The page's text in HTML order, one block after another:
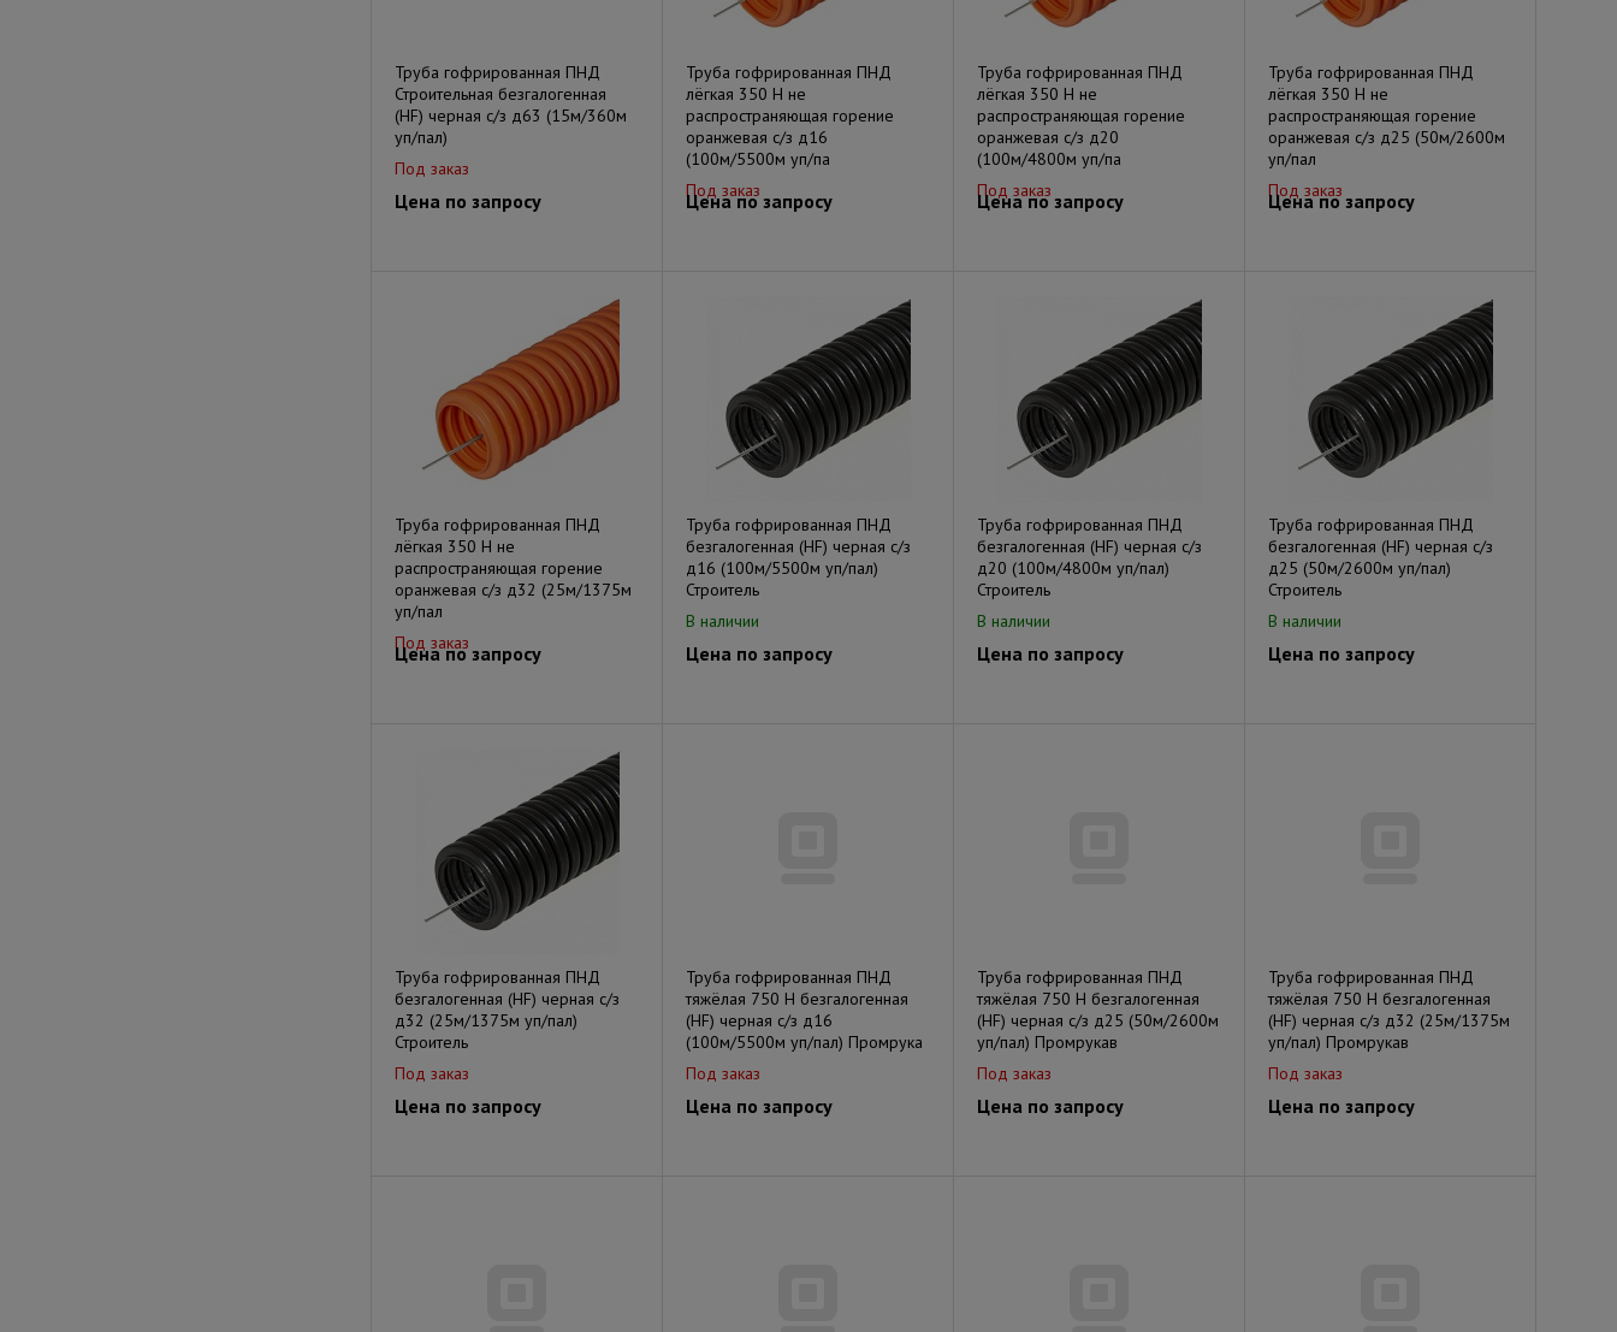
Труба гофрированная ПНД
Строительная безгалогенная
(HF) черная с/з д63 (15м/360м
уп/пал)
Под заказ
Цена по запросу
Труба гофрированная ПНД
лёгкая 350 Н не
распространяющая горение
оранжевая с/з д16
(100м/5500м уп/па
Под заказ
Цена по запросу
Труба гофрированная ПНД
лёгкая 350 Н не
распространяющая горение
оранжевая с/з д20
(100м/4800м уп/па
Под заказ
Цена по запросу
Труба гофрированная ПНД
лёгкая 350 Н не
распространяющая горение
оранжевая с/з д25 (50м/2600м
уп/пал
Под заказ
Цена по запросу
Труба гофрированная ПНД
лёгкая 350 Н не
распространяющая горение
оранжевая с/з д32 (25м/1375м
уп/пал
Под заказ
Цена по запросу
Труба гофрированная ПНД
безгалогенная (HF) черная с/з
д16 (100м/5500м уп/пал)
Строитель
В наличии
Цена по запросу
Труба гофрированная ПНД
безгалогенная (HF) черная с/з
д20 (100м/4800м уп/пал)
Строитель
В наличии
Цена по запросу
Труба гофрированная ПНД
безгалогенная (HF) черная с/з
д25 (50м/2600м уп/пал)
Строитель
В наличии
Цена по запросу
Труба гофрированная ПНД
безгалогенная (HF) черная с/з
д32 (25м/1375м уп/пал)
Строитель
Под заказ
Цена по запросу
Труба гофрированная ПНД
тяжёлая 750 Н безгалогенная
(HF) черная с/з д16
(100м/5500м уп/пал) Промрука
Под заказ
Цена по запросу
Труба гофрированная ПНД
тяжёлая 750 Н безгалогенная
(HF) черная с/з д25 (50м/2600м
уп/пал) Промрукав
Под заказ
Цена по запросу
Труба гофрированная ПНД
тяжёлая 750 Н безгалогенная
(HF) черная с/з д32 (25м/1375м
уп/пал) Промрукав
Под заказ
Цена по запросу